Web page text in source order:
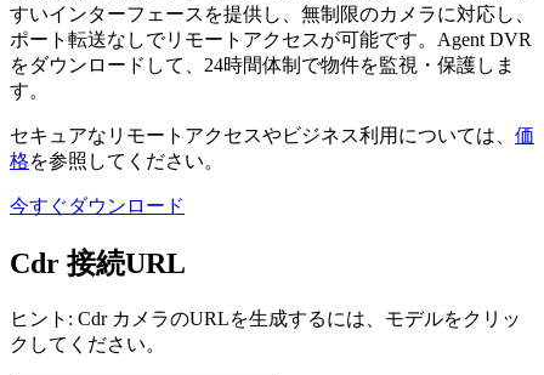
すいインターフェースを提供し、無制限のカメラに対応し、
ポート転送なしでリモートアクセスが可能です。Agent DVR
をダウンロードして、24時間体制で物件を監視・保護しま
す。
セキュアなリモートアクセスやビジネス利用については、 価
格を参照してください。
今すぐダウンロード
Cdr 接続URL
ヒント: Cdr カメラのURLを生成するには、モデルをクリッ
クしてください。